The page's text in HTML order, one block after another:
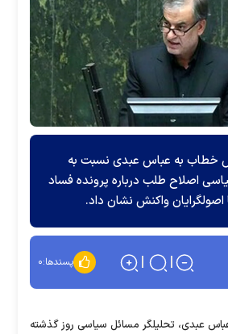
خطاب به عباس عبدی نسبت به
اصلاح طلب درباره پرونده فساد
واکنش نشان داد.
پسندها:۰
عبدی، تحلیلگر مسائل سیاسی روز گذشته